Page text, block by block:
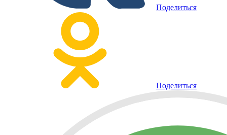
Поделиться
Поделиться